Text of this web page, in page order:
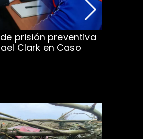
prisión preventiva
Clark en Caso